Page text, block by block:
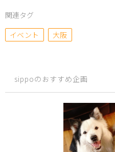
関連タグ
イベント
大阪
sippoのおすすめ企画